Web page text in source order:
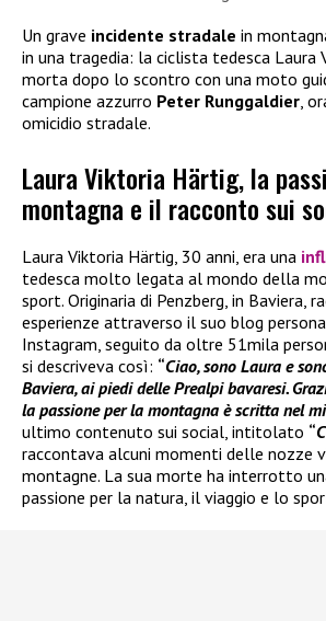
Un grave incidente stradale in
in una tragedia: la ciclista tedesca Laura
morta dopo lo scontro con una moto
campione azzurro Peter Runggaldier ,
omicidio stradale.
Laura Viktoria Härtig, la
montagna e il racconto sui
Laura Viktoria Härtig, 30 anni, era una
tedesca molto legata al mondo della
sport. Originaria di Penzberg, in Baviera,
esperienze attraverso il suo blog
Instagram, seguito da oltre 51mila
si descriveva così: “Ciao, sono Laura e
Baviera, ai piedi delle Prealpi bavaresi.
la passione per la montagna è scritta nel
ultimo contenuto sui social, intitolato “
raccontava alcuni momenti delle nozze
montagne. La sua morte ha interrotto
passione per la natura, il viaggio e lo